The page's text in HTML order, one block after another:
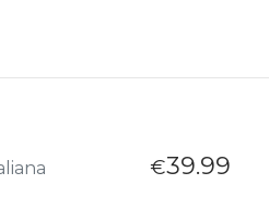
€39.99